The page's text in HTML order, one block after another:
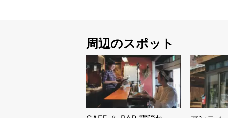
周辺のスポット